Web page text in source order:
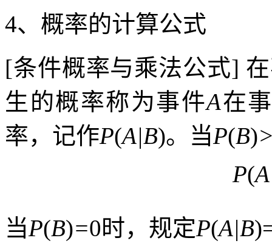
4、概率的计算公式
[条件概率与乘法公式]
生的概率称为事件A在
率，记作P(A|B)。当P(B)
P(
当P(B)=0时，规定P(A|B